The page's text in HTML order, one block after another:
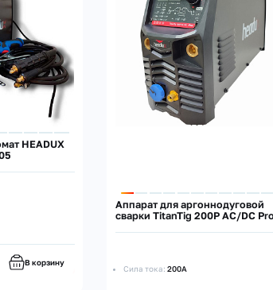
HEADUX
В корзину
Аппарат для аргоннодуговой
сварки TitanTig 200P AC/DC Pro
Сила тока: 200А